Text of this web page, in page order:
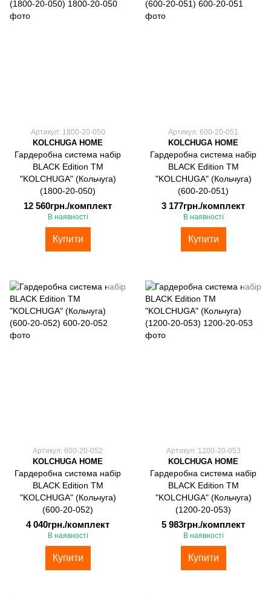
Артикул: 1800-20-050
KOLCHUGA HOME
Гардеробна система набір
BLACK Edition ТМ
"KOLCHUGA" (Кольчуга)
(1800-20-050)
12 560грн./комплект
В наявності
Купити
Артикул: 600-20-051
KOLCHUGA HOME
Гардеробна система набір
BLACK Edition ТМ
"KOLCHUGA" (Кольчуга)
(600-20-051)
3 177грн./комплект
В наявності
Купити
Артикул: 600-20-052
KOLCHUGA HOME
Гардеробна система набір
BLACK Edition ТМ
"KOLCHUGA" (Кольчуга)
(600-20-052)
4 040грн./комплект
В наявності
Купити
Артикул: 1200-20-053
KOLCHUGA HOME
Гардеробна система набір
BLACK Edition ТМ
"KOLCHUGA" (Кольчуга)
(1200-20-053)
5 983грн./комплект
В наявності
Купити